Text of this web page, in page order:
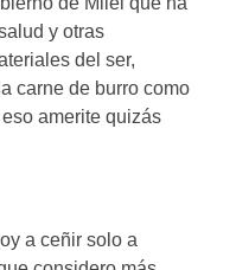
y otras
del ser,
carne de burro como
amerite quizás
a ceñir solo a